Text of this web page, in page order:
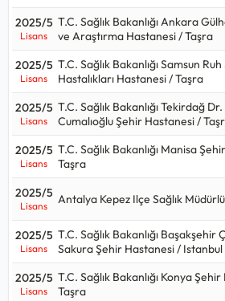
2025/5
Lisans
T.C. Sağlık Bakanlığı Ankara
ve Araştırma Hastanesi / Taşra
2025/5
Lisans
T.C. Sağlık Bakanlığı Samsun Ruh
Hastalıkları Hastanesi / Taşra
2025/5
Lisans
T.C. Sağlık Bakanlığı Tekirdağ
Cumalıoğlu Şehir Hastanesi /
2025/5
Lisans
T.C. Sağlık Bakanlığı Manisa
Taşra
2025/5
Lisans Antalya Kepez Ilçe Sağlık
2025/5
Lisans
T.C. Sağlık Bakanlığı Başakşehir
Sakura Şehir Hastanesi /
2025/5
Lisans
T.C. Sağlık Bakanlığı Konya
Taşra